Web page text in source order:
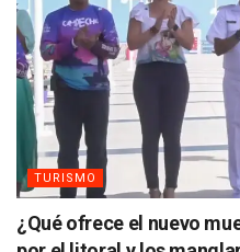
TURISMO
¿Qué ofrece el nuevo